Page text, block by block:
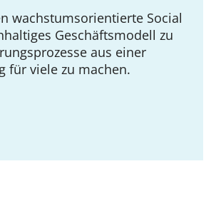
DE EN
wachstumsorientierte Social
Geschäftsmodell zu
aus einer
für viele zu machen.